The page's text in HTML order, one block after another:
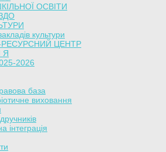
ОСВІТИ
культури
ЦЕНТР
Я
2026
база
виховання
інтеграція